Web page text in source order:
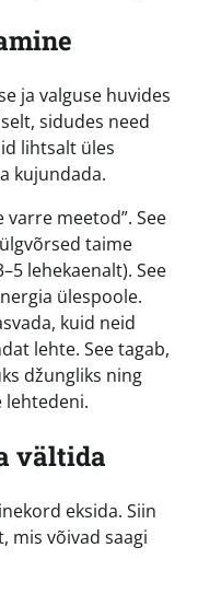
ja valguse huvides
sidudes need
lihtsalt üles
kujundada.
meetod”. See
taime
lehekaenalt). See
ülespoole.
kuid neid
lehte. See tagab,
džungliks ning
lehtedeni.
vältida
eksida. Siin
mis võivad saagi